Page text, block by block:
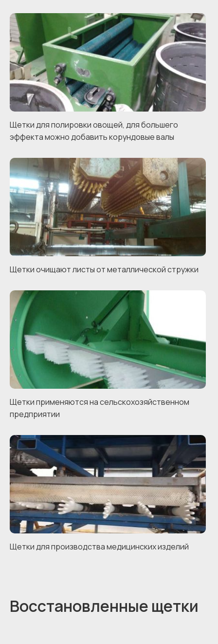
Щетки для полировки овощей, для большего
эффекта можно добавить корундовые валы
Щетки очищают листы от металлической стружки
Щетки применяются на сельскохозяйственном
предприятии
Щетки для производства медицинских изделий
Восстановленные щетки